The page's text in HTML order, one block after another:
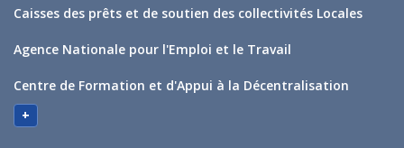
Caisses des prêts et de soutien des collectivités Locales
Agence Nationale pour l'Emploi et le Travail
Centre de Formation et d'Appui à la Décentralisation
+